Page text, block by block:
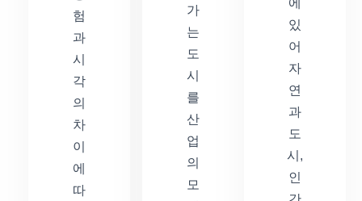
험
과
시
각
의
차
이
에
따
가
는
도
시
를
산
업
의
모
에
있
어
자
연
과
도
시,
인